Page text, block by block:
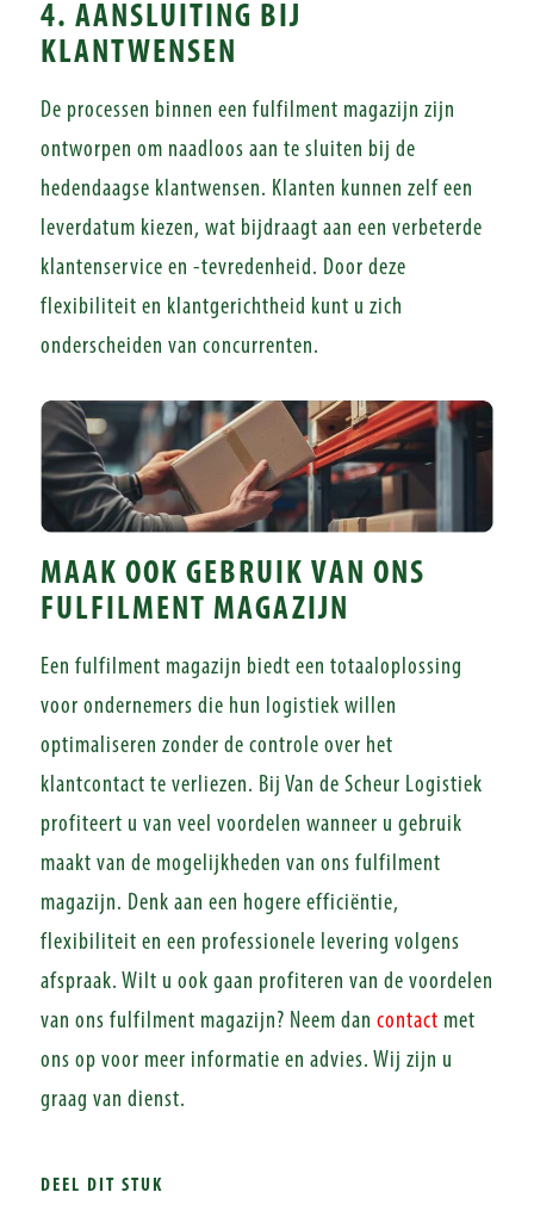
4. AANSLUITING BIJ
KLANTWENSEN
De processen binnen een fulfilment magazijn zijn
ontworpen om naadloos aan te sluiten bij de
hedendaagse klantwensen. Klanten kunnen zelf een
leverdatum kiezen, wat bijdraagt aan een verbeterde
klantenservice en -tevredenheid. Door deze
flexibiliteit en klantgerichtheid kunt u zich
onderscheiden van concurrenten.
MAAK OOK GEBRUIK VAN ONS
FULFILMENT MAGAZIJN
Een fulfilment magazijn biedt een totaaloplossing
voor ondernemers die hun logistiek willen
optimaliseren zonder de controle over het
klantcontact te verliezen. Bij Van de Scheur Logistiek
profiteert u van veel voordelen wanneer u gebruik
maakt van de mogelijkheden van ons fulfilment
magazijn. Denk aan een hogere efficiëntie,
flexibiliteit en een professionele levering volgens
afspraak. Wilt u ook gaan profiteren van de voordelen
van ons fulfilment magazijn? Neem dan contact met
ons op voor meer informatie en advies. Wij zijn u
graag van dienst.
DEEL DIT STUK